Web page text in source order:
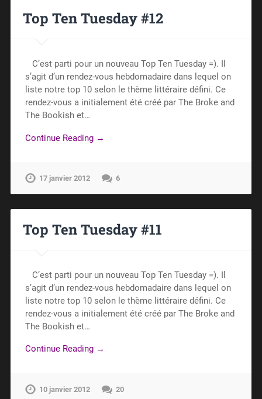
Top Ten Tuesday #12
C’est parti pour un nouveau Top Ten Tuesday =). Il
s’agit d’un rendez-vous hebdomadaire dans lequel on
liste notre top 10 selon le thème littéraire défini. Ce
rendez-vous a initialement été créé par The Broke and
The Bookish et…
Continue Reading →
17 janvier 2012 6
Top Ten Tuesday #11
C’est parti pour un nouveau Top Ten Tuesday =). Il
s’agit d’un rendez-vous hebdomadaire dans lequel on
liste notre top 10 selon le thème littéraire défini. Ce
rendez-vous a initialement été créé par The Broke and
The Bookish et…
Continue Reading →
10 janvier 2012 20